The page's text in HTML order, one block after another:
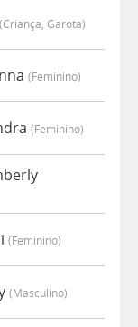
(criança, Garota)
(feminino)
(feminino)
(feminino)
(masculino)